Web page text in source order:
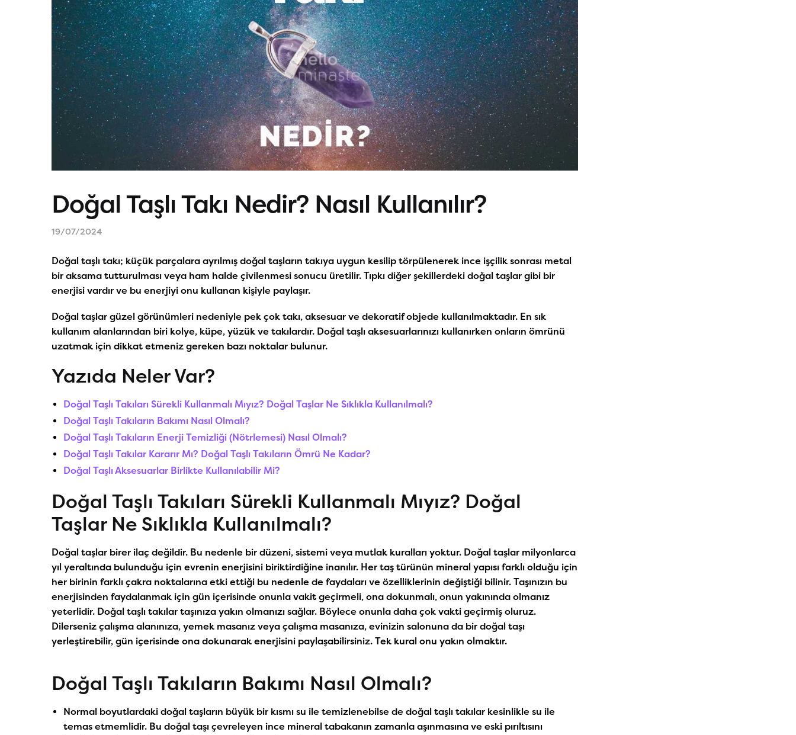
Doğal Taşlı Takı Nedir? Nasıl Kullanılır?
19/07/2024
Doğal taşlı takı; küçük parçalara ayrılmış doğal taşların takıya uygun kesilip törpülenerek ince işçilik sonrası metal
bir aksama tutturulması veya ham halde çivilenmesi sonucu üretilir. Tıpkı diğer şekillerdeki doğal taşlar gibi bir
enerjisi vardır ve bu enerjiyi onu kullanan kişiyle paylaşır.
Doğal taşlar güzel görünümleri nedeniyle pek çok takı, aksesuar ve dekoratif objede kullanılmaktadır. En sık
kullanım alanlarından biri kolye, küpe, yüzük ve takılardır. Doğal taşlı aksesuarlarınızı kullanırken onların ömrünü
uzatmak için dikkat etmeniz gereken bazı noktalar bulunur.
Yazıda Neler Var?
Doğal Taşlı Takıları Sürekli Kullanmalı Mıyız? Doğal Taşlar Ne Sıklıkla Kullanılmalı?
Doğal Taşlı Takıların Bakımı Nasıl Olmalı?
Doğal Taşlı Takıların Enerji Temizliği (Nötrlemesi) Nasıl Olmalı?
Doğal Taşlı Takılar Kararır Mı? Doğal Taşlı Takıların Ömrü Ne Kadar?
Doğal Taşlı Aksesuarlar Birlikte Kullanılabilir Mi?
Doğal Taşlı Takıları Sürekli Kullanmalı Mıyız? Doğal
Taşlar Ne Sıklıkla Kullanılmalı?
Doğal taşlar birer ilaç değildir. Bu nedenle bir düzeni, sistemi veya mutlak kuralları yoktur. Doğal taşlar milyonlarca
yıl yeraltında bulunduğu için evrenin enerjisini biriktirdiğine inanılır. Her taş türünün mineral yapısı farklı olduğu için
her birinin farklı çakra noktalarına etki ettiği bu nedenle de faydaları ve özelliklerinin değiştiği bilinir. Taşınızın bu
enerjisinden faydalanmak için gün içerisinde onunla vakit geçirmeli, ona dokunmalı, onun yakınında olmanız
yeterlidir. Doğal taşlı takılar taşınıza yakın olmanızı sağlar. Böylece onunla daha çok vakti geçirmiş oluruz.
Dilerseniz çalışma alanınıza, yemek masanız veya çalışma masanıza, evinizin salonuna da bir doğal taşı
yerleştirebilir, gün içerisinde ona dokunarak enerjisini paylaşabilirsiniz. Tek kural onu yakın olmaktır.
Doğal Taşlı Takıların Bakımı Nasıl Olmalı?
Normal boyutlardaki doğal taşların büyük bir kısmı su ile temizlenebilse de doğal taşlı takılar kesinlikle su ile
temas etmemlidir. Bu doğal taşı çevreleyen ince mineral tabakanın zamanla aşınmasına ve eski pırıltısını